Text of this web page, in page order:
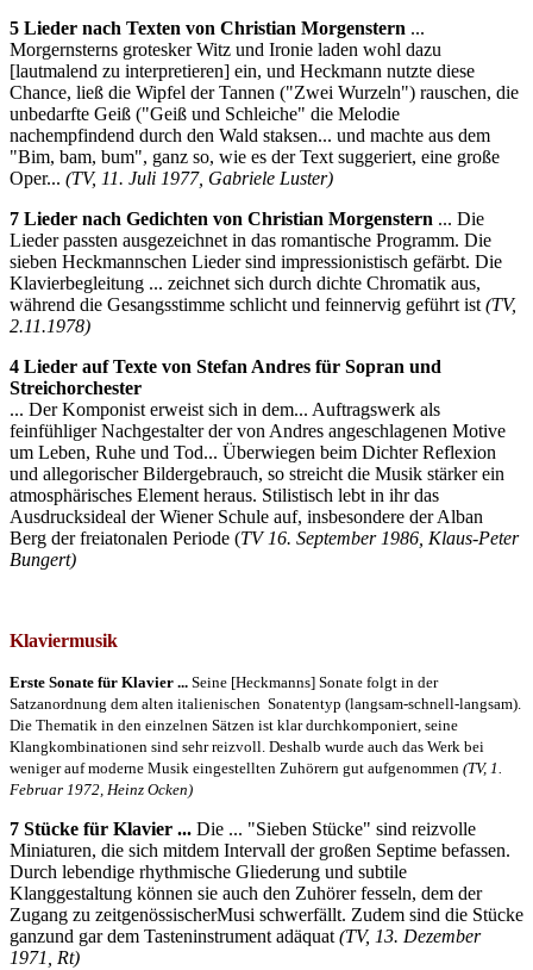
5 Lieder nach Texten von Christian Morgenstern ...
Morgernsterns grotesker Witz und Ironie laden wohl dazu
[lautmalend zu interpretieren] ein, und Heckmann nutzte diese
Chance, ließ die Wipfel der Tannen ("Zwei Wurzeln") rauschen, die
unbedarfte Geiß ("Geiß und Schleiche" die Melodie
nachempfindend durch den Wald staksen... und machte aus dem
"Bim, bam, bum", ganz so, wie es der Text suggeriert, eine große
Oper... (TV, 11. Juli 1977, Gabriele Luster)
7 Lieder nach Gedichten von Christian Morgenstern ... Die
Lieder passten ausgezeichnet in das romantische Programm. Die
sieben Heckmannschen Lieder sind impressionistisch gefärbt. Die
Klavierbegleitung ... zeichnet sich durch dichte Chromatik aus,
während die Gesangsstimme schlicht und feinnervig geführt ist(TV,
2.11.1978)
4 Lieder auf Texte von Stefan Andres für Sopran und
Streichorchester
... Der Komponist erweist sich in dem... Auftragswerk als
feinfühliger Nachgestalter der von Andres angeschlagenen Motive
um Leben, Ruhe und Tod... Überwiegen beim Dichter Reflexion
und allegorischer Bildergebrauch, so streicht die Musik stärker ein
atmosphärisches Element heraus. Stilistisch lebt in ihr das
Ausdrucksideal der Wiener Schule auf, insbesondere der Alban
Berg der freiatonalen Periode (TV 16. September 1986, Klaus-Peter
Bungert)
Klaviermusik
Erste Sonate für Klavier ... Seine [Heckmanns] Sonate folgt in der
Satzanordnung dem alten italienischen Sonatentyp (langsam-schnell-langsam).
Die Thematik in den einzelnen Sätzen ist klar durchkomponiert, seine
Klangkombinationen sind sehr reizvoll. Deshalb wurde auch das Werk bei
weniger auf moderne Musik eingestellten Zuhörern gut aufgenommen (TV, 1.
Februar 1972, Heinz Ocken)
7 Stücke für Klavier ... Die ... "Sieben Stücke" sind reizvolle
Miniaturen, die sich mitdem Intervall der großen Septime befassen.
Durch lebendige rhythmische Gliederung und subtile
Klanggestaltung können sie auch den Zuhörer fesseln, dem der
Zugang zu zeitgenössischerMusi schwerfällt. Zudem sind die Stücke
ganzund gar dem Tasteninstrument adäquat(TV, 13. Dezember
1971, Rt)